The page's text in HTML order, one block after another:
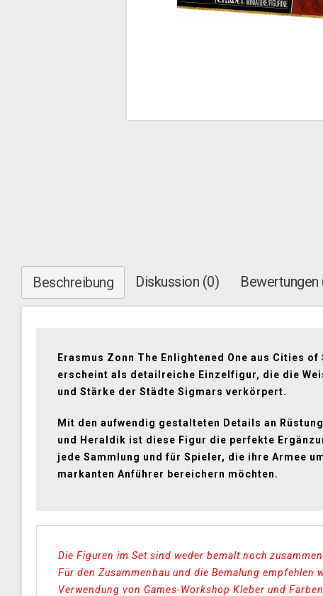
Beschreibung Diskussion (0) Bewertungen
Erasmus Zonn The Enlightened One aus Cities of
erscheint als detailreiche Einzelfigur, die die
und Stärke der Städte Sigmars verkörpert.
Mit den aufwendig gestalteten Details an
und Heraldik ist diese Figur die perfekte
jede Sammlung und für Spieler, die ihre Armee
markanten Anführer bereichern möchten.
Die Figuren im Set sind weder bemalt noch
Für den Zusammenbau und die Bemalung empfehlen
Verwendung von Games-Workshop Kleber und Farben.